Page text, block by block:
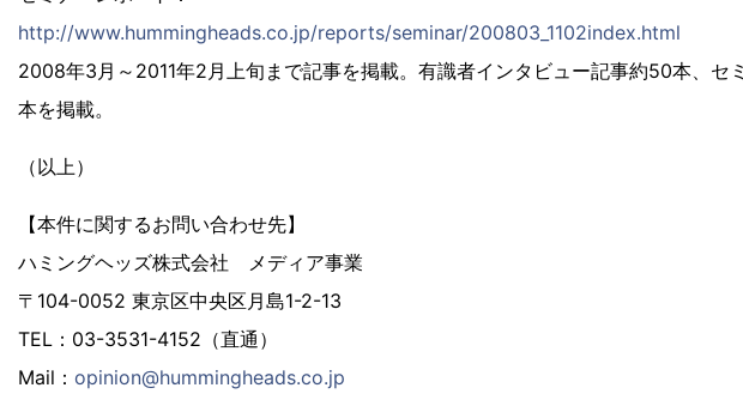
http://www.hummingheads.co.jp/reports/seminar/200803_1102index.html
2008年3月～2011年2月上旬まで記事を掲載。有識者インタビュー記事約50本、セ
本を掲載。
（以上）
【本件に関するお問い合わせ先】
ハミングヘッズ株式会社 メディア事業
〒104-0052 東京区中央区月島1-2-13
TEL：03-3531-4152（直通）
Mail： opinion@hummingheads.co.jp